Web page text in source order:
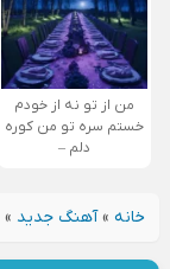
من از تو نه از خودم
خستم سره تو من کوره
دلم –
خانه»آهنگ جدید »